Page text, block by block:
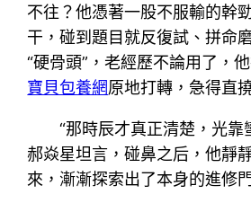
不往？他憑著一股不服輸的幹
干，碰到題目就反復試、拼命
“硬骨頭”，老經歷不論用了，
寶貝包養網原地打轉，急得直
“那時辰才真正清楚，光靠
郝焱星坦言，碰鼻之后，他靜
來，漸漸探索出了本身的進修